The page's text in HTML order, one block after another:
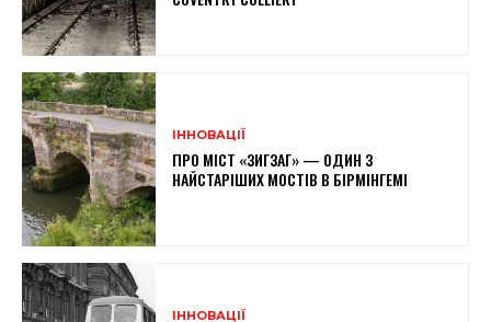
ІННОВАЦІЇ
ПРО МІСТ «ЗИГЗАГ» — ОДИН З
НАЙСТАРІШИХ МОСТІВ В БІРМІНГЕМІ
ІННОВАЦІЇ